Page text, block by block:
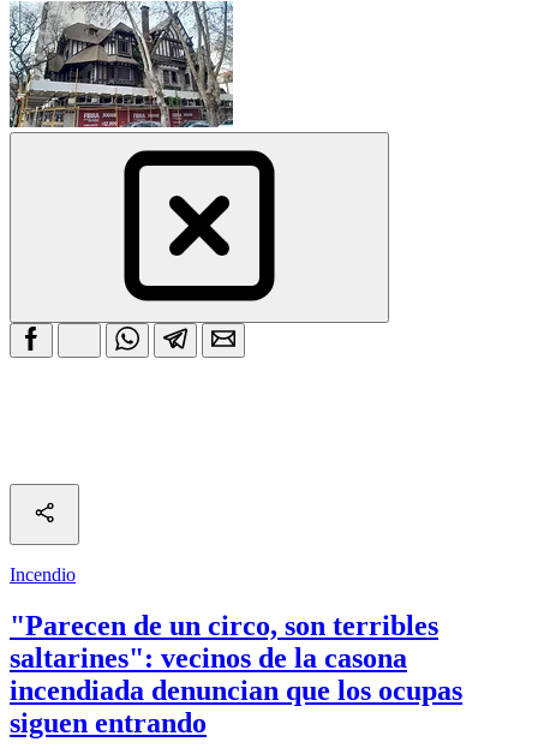
Incendio
"Parecen de un circo, son terribles
saltarines": vecinos de la casona
incendiada denuncian que los ocupas
siguen entrando